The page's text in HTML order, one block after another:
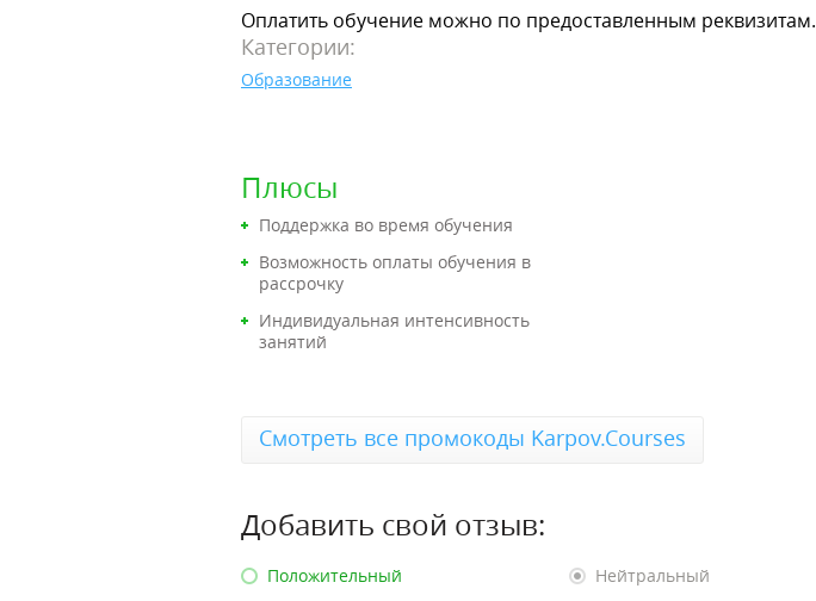
Оплатить обучение можно по предоставленным реквизитам.
Категории:
Образование
Плюсы
Поддержка во время обучения
Возможность оплаты обучения в
рассрочку
Индивидуальная интенсивность
занятий
Смотреть все промокоды Karpov.Courses
Добавить свой отзыв:
Положительный Нейтральный